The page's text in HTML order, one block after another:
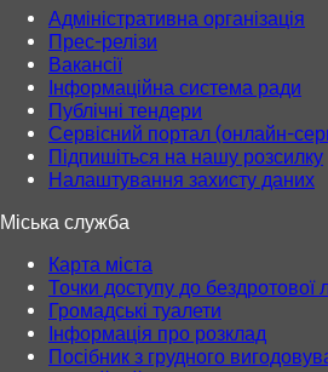
Адміністративна організація
Прес-релізи
Вакансії
Інформаційна система ради
Публічні тендери
Сервісний портал (онлайн-
Підпишіться на нашу розсилку
Налаштування захисту даних
Міська служба
Карта міста
Точки доступу до бездротової
Громадські туалети
Інформація про розклад
Посібник з грудного